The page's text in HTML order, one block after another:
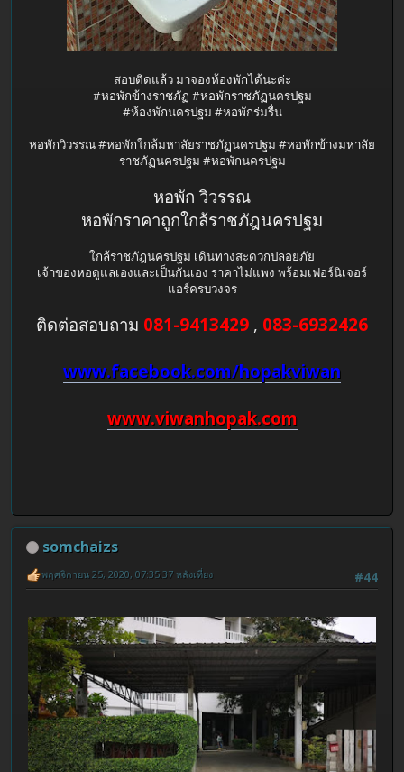
สอบติดแล้ว มาจองห้องพักได้นะค่ะ
#หอพักข้างราชภัฏ #หอพักราชภัฏนครปฐม
#ห้องพักนครปฐม #หอพักร่มรื่น
หอพักวิวรรณ #หอพักใกล้มหาลัยราชภัฏนครปฐม #หอพักข้างมหาลัย
ราชภัฏนครปฐม #หอพักนครปฐม
หอพัก วิวรรณ
หอพักราคาถูกใกล้ราชภัฎนครปฐม
ใกล้ราชภัฎนครปฐม เดินทางสะดวกปลอยภัย
เจ้าของหอดูแลเองและเป็นกันเอง ราคาไม่แพง พร้อมเฟอร์นิเจอร์
แอร์ครบวงจร
ติดต่อสอบถาม 081-9413429 , 083-6932426
www.facebook.com/hopakviwan
www.viwanhopak.com
somchaizs
#44
พฤศจิกายน 25, 2020, 07:35:37 หลังเที่ยง